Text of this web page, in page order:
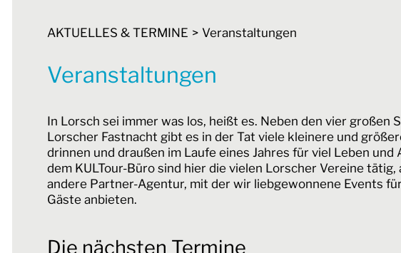
AKTUELLES & TERMINE Veranstaltungen
Veranstaltungen
In Lorsch sei immer was los, heißt es. Neben den vier großen
Lorscher Fastnacht gibt es in der Tat viele kleinere und
drinnen und draußen im Laufe eines Jahres für viel Leben und
dem KULTour-Büro sind hier die vielen Lorscher Vereine tätig,
andere Partner-Agentur, mit der wir liebgewonnene Events
Gäste anbieten.
Die nächsten Termine